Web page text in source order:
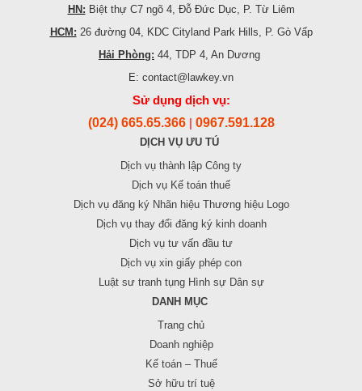
HN: Biệt thự C7 ngõ 4, Đỗ Đức Dục, P. Từ Liêm
HCM: 26 đường 04, KDC Cityland Park Hills, P. Gò Vấp
Hải Phòng: 44, TDP 4, An Dương
E: contact@lawkey.vn
Sử dụng dịch vụ:
(024) 665.65.366 0967.591.128
DỊCH VỤ ƯU TÚ
Dịch vụ thành lập Công ty
Dịch vụ Kế toán thuế
Dịch vụ đăng ký Nhãn hiệu Thương hiệu Logo
Dịch vụ thay đổi đăng ký kinh doanh
Dịch vụ tư vấn đầu tư
Dịch vụ xin giấy phép con
Luật sư tranh tụng Hình sự Dân sự
DANH MỤC
Trang chủ
Doanh nghiệp
Kế toán – Thuế
Sở hữu trí tuệ